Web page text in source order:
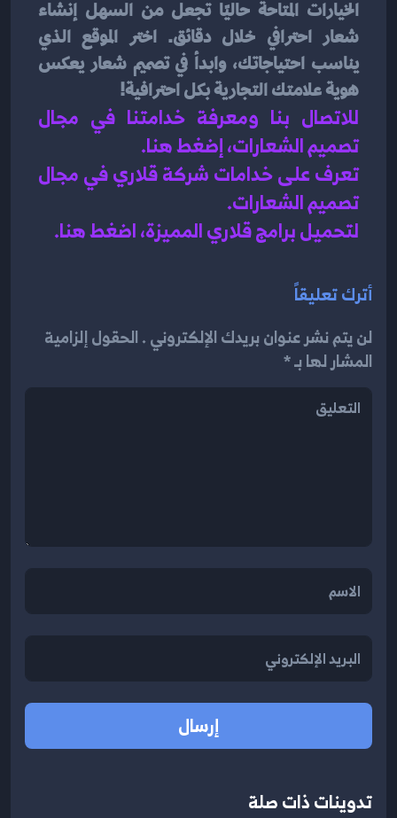
هوية علامتك التجارية بكل احترافية!
تصميم الشعارات، إضغط هنا.
تصميم الشعارات.
لتحميل برامج قلاري المميزة، اضغط هنا.
أترك تعليقاً
لن يتم نشر عنوان بريدك الإلكتروني . الحقول إلزامية
المشار لها بـ *
إرسال
تدوينات ذات صلة